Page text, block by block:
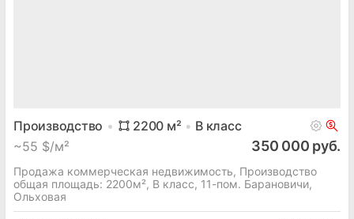
Производство 2200 м² Bкласс
~55 $/м² 350 000 руб.
Продажа коммерческая недвижимость, Производство
общая площадь: 2200м², B класс, 11-пом. Барановичи,
Ольховая